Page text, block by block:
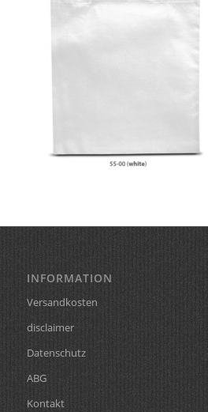
INFORMATION
Versandkosten
disclaimer
Datenschutz
ABG
Kontakt